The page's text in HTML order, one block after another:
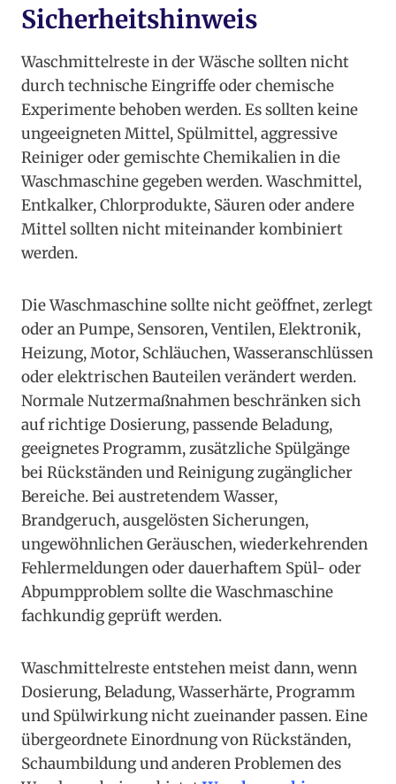
Sicherheitshinweis
Waschmittelreste in der Wäsche sollten nicht
durch technische Eingriffe oder chemische
Experimente behoben werden. Es sollten keine
ungeeigneten Mittel, Spülmittel, aggressive
Reiniger oder gemischte Chemikalien in die
Waschmaschine gegeben werden. Waschmittel,
Entkalker, Chlorprodukte, Säuren oder andere
Mittel sollten nicht miteinander kombiniert
werden.
Die Waschmaschine sollte nicht geöffnet, zerlegt
oder an Pumpe, Sensoren, Ventilen, Elektronik,
Heizung, Motor, Schläuchen, Wasseranschlüssen
oder elektrischen Bauteilen verändert werden.
Normale Nutzermaßnahmen beschränken sich
auf richtige Dosierung, passende Beladung,
geeignetes Programm, zusätzliche Spülgänge
bei Rückständen und Reinigung zugänglicher
Bereiche. Bei austretendem Wasser,
Brandgeruch, ausgelösten Sicherungen,
ungewöhnlichen Geräuschen, wiederkehrenden
Fehlermeldungen oder dauerhaftem Spül- oder
Abpumpproblem sollte die Waschmaschine
fachkundig geprüft werden.
Waschmittelreste entstehen meist dann, wenn
Dosierung, Beladung, Wasserhärte, Programm
und Spülwirkung nicht zueinander passen. Eine
übergeordnete Einordnung von Rückständen,
Schaumbildung und anderen Problemen des